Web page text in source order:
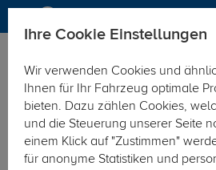
Hier geht's zur Fahrzeugübersicht:
Ihre Cookie Einstellungen
Wir verwenden Cookies und
Ihnen für Ihr Fahrzeug optimale
bieten. Dazu zählen Cookies,
und die Steuerung unserer Seite
einem Klick auf "Zustimmen"
für anonyme Statistiken und